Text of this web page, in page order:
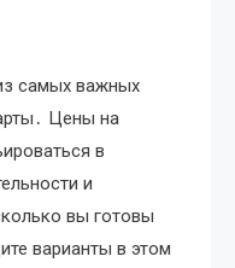
самых важных
Цены на
в
и
вы готовы
варианты в этом